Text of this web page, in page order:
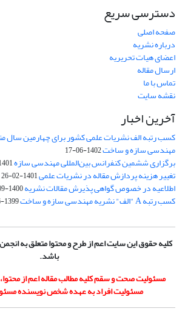
دسترسی سریع
صفحه اصلی
درباره نشریه
اعضای هیات تحریریه
ارسال مقاله
تماس با ما
نقشه سایت
آخرین اخبار
کسب رتبه الف نشریات علمی کشور برای چهارمین سال
مهندسی سازه و ساخت1402-06-17
برگزاری ششمین کنفرانس بین‌المللی مهندسی سازه03-04
تغییر هزینه پردازش مقاله در نشریات علمی1401-02-26
اطلاعیه در خصوص گواهی پذیرش مقالات نشریه1400-09-18
کسب رتبه A "الف" نشریه مهندسی سازه و ساخت 1399-06-18
کلیه حقوق این سایت اعم از طرح و محتوا متعلق به
باشد.
مسئولیت صحت و سقم کلیه مطالب مقاله اعم از
مسئولیت افراد به عهده شخص نویسنده